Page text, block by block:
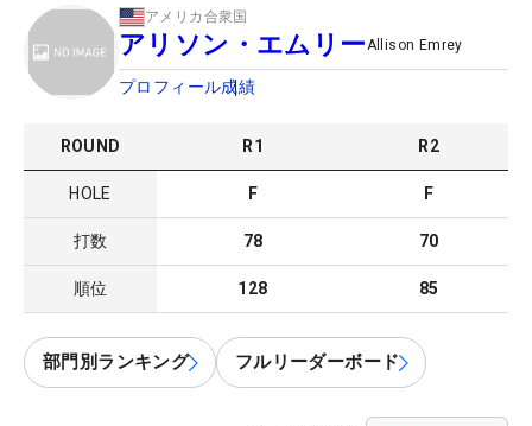
アメリカ合衆国
アリソン・エムリー Allison Emrey
プロフィール成績
ROUND R1 R2
HOLE F F
打数 78 70
順位 128 85
部門別ランキング フルリーダーボード